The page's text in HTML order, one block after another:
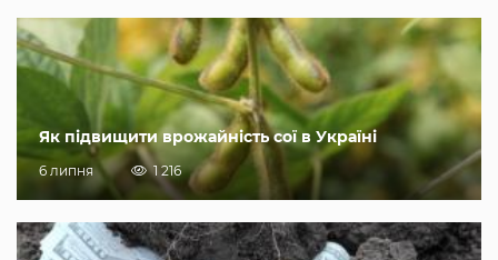
Як підвищити врожайність сої в Україні
6 липня 1 216